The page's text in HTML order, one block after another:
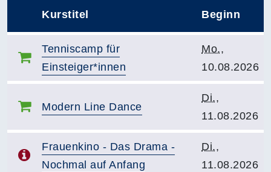
Kurstitel Beginn
Kurstitel:
Tenniscamp für
Einsteiger*innen
Kursbeginn:
Mo.,
10.08.2026
Kurstitel:
Modern Line Dance
Kursbeginn:
Di.,
11.08.2026
Kurstitel:
Frauenkino - Das Drama -
Nochmal auf Anfang
Kursbeginn:
Di.,
11.08.2026